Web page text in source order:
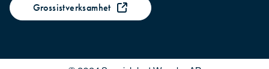
Grossistverksamhet